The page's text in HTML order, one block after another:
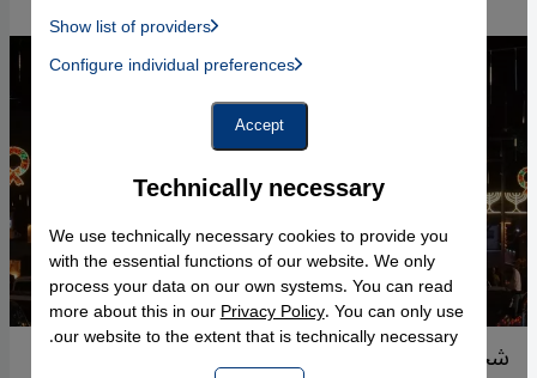
شجرة عيد الميلاد مضاءة بجانب ثريا عيد حانوكا في
Technically necessary
We use technically necessary cookies to provide you
with the essential functions of our website. We only
process your data on our own systems. You can read
more about this in ourPrivacy Policy. You can only use
our website to the extent that is technically necessary.
Show list of providers
Instagram Embed, Twitter Embed, Youtube Embed
Facebook Embed / Facebook Connect
Google Maps Embed
Configure individual preferences
Accept